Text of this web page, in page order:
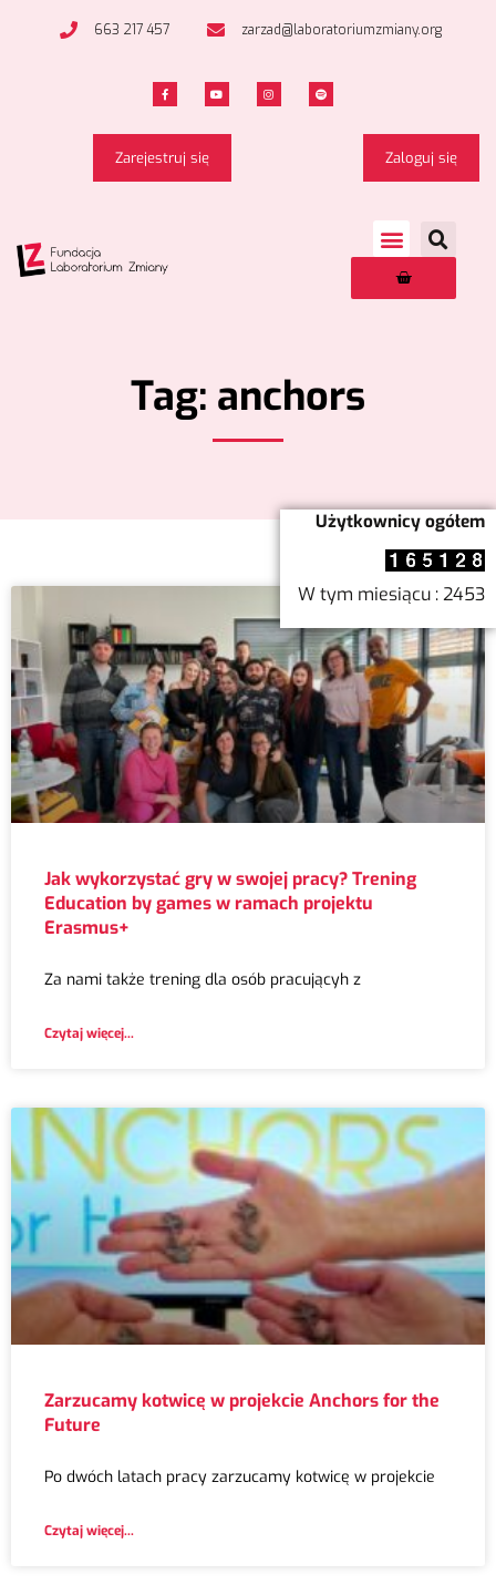
663 217 457 zarzad@laboratoriumzmiany.org
Zarejestruj się Zaloguj się
Tag: anchors
Jak wykorzystać gry w swojej pracy? Trening
Education by games w ramach projektu
Erasmus+
Za nami także trening dla osób pracującyh z
Czytaj więcej...
Zarzucamy kotwicę w projekcie Anchors for the
Future
Po dwóch latach pracy zarzucamy kotwicę w projekcie
Czytaj więcej...
Użytkownicy ogółem
W tym miesiącu : 2453